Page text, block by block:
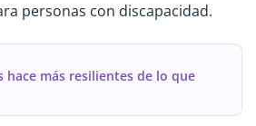
personas con discapacidad.
hace más resilientes de lo que